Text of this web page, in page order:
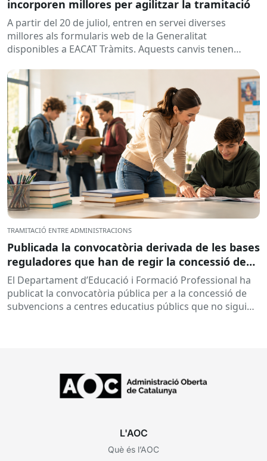
incorporen millores per agilitzar la tramitació
A partir del 20 de juliol, entren en servei diverses
millores als formularis web de la Generalitat
disponibles a EACAT Tràmits. Aquests canvis tenen
TRAMITACIÓ ENTRE ADMINISTRACIONS
Publicada la convocatòria derivada de les bases
reguladores que han de regir la concessió de
subvencions a centres educatius, per al
desenvolupament de programes de formació i
inserció, durant el curs 2026-2027
El Departament d’Educació i Formació Professional ha
publicat la convocatòria pública per a la concessió de
subvencions a centres educatius públics que no siguin
L'AOC
Què és l’AOC